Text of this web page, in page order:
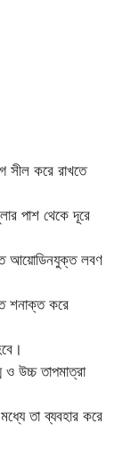
সীল করে রাখতে
পাশ থেকে দূরে
আয়োডিনযুক্ত লবণ
শনাক্ত করে
উচ্চ তাপমাত্রা
তা ব্যবহার করে